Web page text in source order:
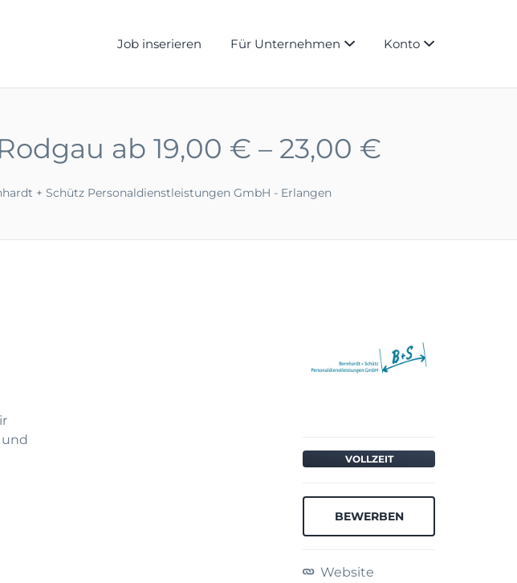
Job inserieren Für Unternehmen Konto
ab 19,00 € – 23,00 €
+ Schütz Personaldienstleistungen GmbH - Erlangen
VOLLZEIT
BEWERBEN
Website